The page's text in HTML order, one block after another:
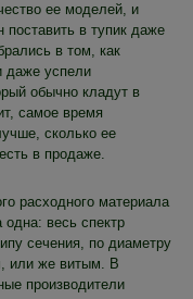
ее моделей, и
поставить в тупик даже
в том, как
даже успели
обычно кладут в
самое время
сколько ее
в продаже.
расходного материала
одна: весь спектр
сечения, по диаметру
или же витым. В
производители